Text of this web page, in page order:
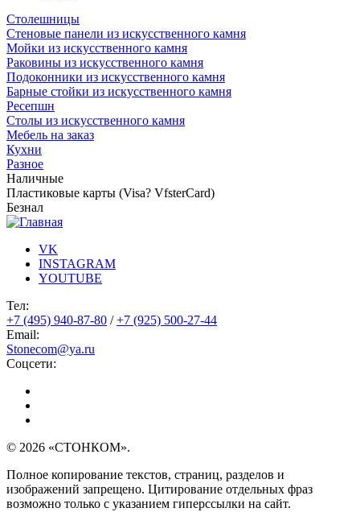
Столешницы
Стеновые панели из искусственного камня
Мойки из искусственного камня
Раковины из искусственного камня
Подоконники из искусственного камня
Барные стойки из искусственного камня
Ресепшн
Cтолы из искусственного камня
Мебель на заказ
Кухни
Разное
Наличные
Пластиковые карты (Visa? VfsterCard)
Безнал
VK
INSTAGRAM
YOUTUBE
Тел:
+7 (495) 940-87-80 /+7 (925) 500-27-44
Email:
Stonecom@ya.ru
Соцсети:
© 2026 «СТОНКОМ».
Полное копирование текстов, страниц, разделов и
изображений запрещено. Цитирование отдельных фраз
возможно только с указанием гиперссылки на сайт.